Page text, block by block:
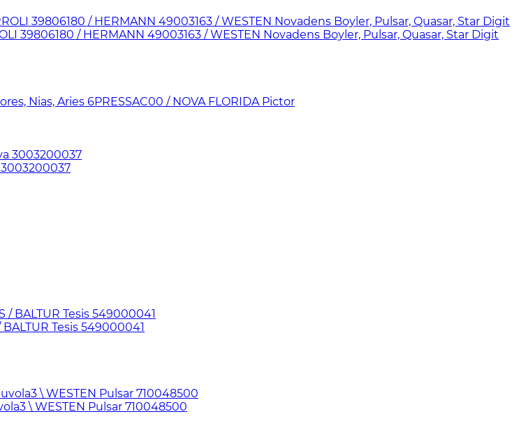
39806180 / HERMANN 49003163 / WESTEN Novadens Boyler, Pulsar, Quasar, Star Digit
Nias, Aries 6PRESSAC00 / NOVA FLORIDA Pictor
Tesis 549000041
\ WESTEN Pulsar 710048500